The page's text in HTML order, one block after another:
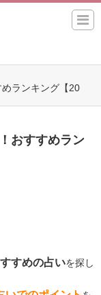
ランキング【20
おすすめラン
すめの占いを探し